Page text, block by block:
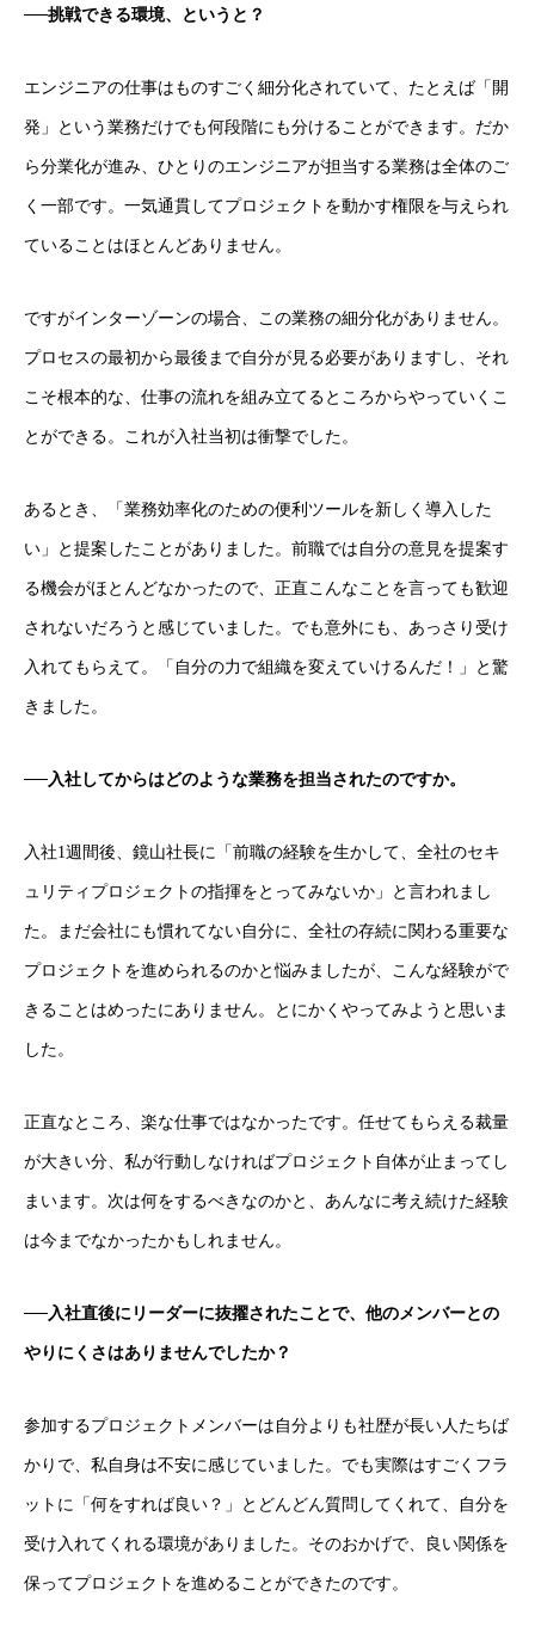
──挑戦できる環境、というと？
エンジニアの仕事はものすごく細分化されていて、たとえば「開
発」という業務だけでも何段階にも分けることができます。だか
ら分業化が進み、ひとりのエンジニアが担当する業務は全体のご
く一部です。一気通貫してプロジェクトを動かす権限を与えられ
ていることはほとんどありません。
ですがインターゾーンの場合、この業務の細分化がありません。
プロセスの最初から最後まで自分が見る必要がありますし、それ
こそ根本的な、仕事の流れを組み立てるところからやっていくこ
とができる。これが入社当初は衝撃でした。
あるとき、「業務効率化のための便利ツールを新しく導入した
い」と提案したことがありました。前職では自分の意見を提案す
る機会がほとんどなかったので、正直こんなことを言っても歓迎
されないだろうと感じていました。でも意外にも、あっさり受け
入れてもらえて。「自分の力で組織を変えていけるんだ！」と驚
きました。
──入社してからはどのような業務を担当されたのですか。
入社1週間後、鏡山社長に「前職の経験を生かして、全社のセキ
ュリティプロジェクトの指揮をとってみないか」と言われまし
た。まだ会社にも慣れてない自分に、全社の存続に関わる重要な
プロジェクトを進められるのかと悩みましたが、こんな経験がで
きることはめったにありません。とにかくやってみようと思いま
した。
正直なところ、楽な仕事ではなかったです。任せてもらえる裁量
が大きい分、私が行動しなければプロジェクト自体が止まってし
まいます。次は何をするべきなのかと、あんなに考え続けた経験
は今までなかったかもしれません。
──入社直後にリーダーに抜擢されたことで、他のメンバーとの
やりにくさはありませんでしたか？
参加するプロジェクトメンバーは自分よりも社歴が長い人たちば
かりで、私自身は不安に感じていました。でも実際はすごくフラ
ットに「何をすれば良い？」とどんどん質問してくれて、自分を
受け入れてくれる環境がありました。そのおかげで、良い関係を
保ってプロジェクトを進めることができたのです。